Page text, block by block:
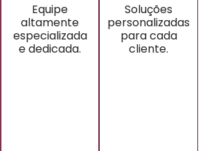
Equipe
altamente
especializada
e dedicada.
Soluções
personalizadas
para cada
cliente.